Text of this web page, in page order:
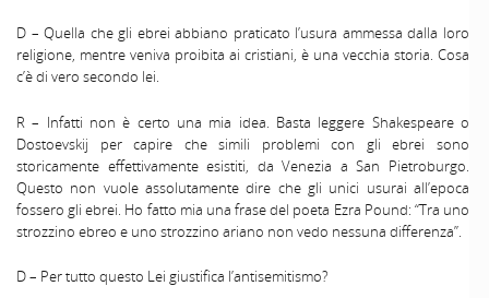
D – Quella che gli ebrei abbiano praticato l’usura ammessa dalla loro
religione, mentre veniva proibita ai cristiani, è una vecchia storia. Cosa
c’è di vero secondo lei.
R – Infatti non è certo una mia idea. Basta leggere Shakespeare o
Dostoevskij per capire che simili problemi con gli ebrei sono
storicamente effettivamente esistiti, da Venezia a San Pietroburgo.
Questo non vuole assolutamente dire che gli unici usurai all’epoca
fossero gli ebrei. Ho fatto mia una frase del poeta Ezra Pound: “Tra uno
strozzino ebreo e uno strozzino ariano non vedo nessuna differenza”.
D – Per tutto questo Lei giustiﬁca I’antisemitismo?